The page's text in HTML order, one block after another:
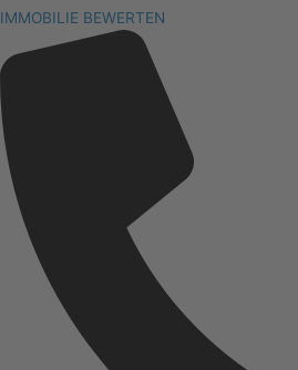
IMMOBILIE BEWERTEN